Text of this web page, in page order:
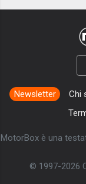
Newsletter Chi
MotorBox è una
© 1997-2026